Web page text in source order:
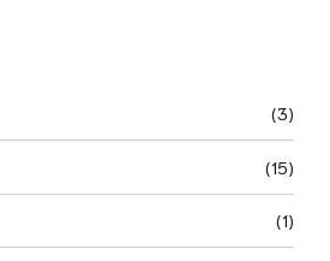
(3)
(15)
(1)